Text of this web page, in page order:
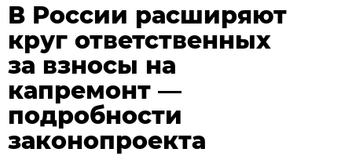
В России расширяют
круг ответственных
за взносы на
капремонт —
подробности
законопроекта